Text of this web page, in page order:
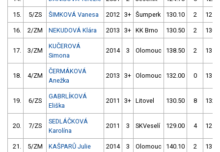
15. 5/ZS ŠIMKOVÁ Vanesa 2012 3+ Šumperk 130.10 2
16. 2/ZM NEKUDOVÁ Klára 2013 3+ KK Brno 130.50 2
17. 3/ZM
KUČEROVÁ
Simona
2014 3 Olomouc 138.50 2
18. 4/ZM
ČERMÁKOVÁ
Anežka
2013 3+ Olomouc 132.00 0
19. 6/ZS
GABRLÍKOVÁ
Eliška
2011 3+ Litovel 130.50 8
20. 7/ZS
SEDLÁČKOVÁ
Karolína
2011 3 SKVeselí 129.00 4
21. 5/ZM KAŠPARŮ Julie 2014 3 Olomouc 140.10 2